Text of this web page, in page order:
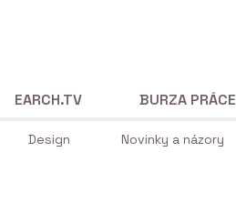
Design Novinky a názory
EARCH.TV BURZA PRÁCE